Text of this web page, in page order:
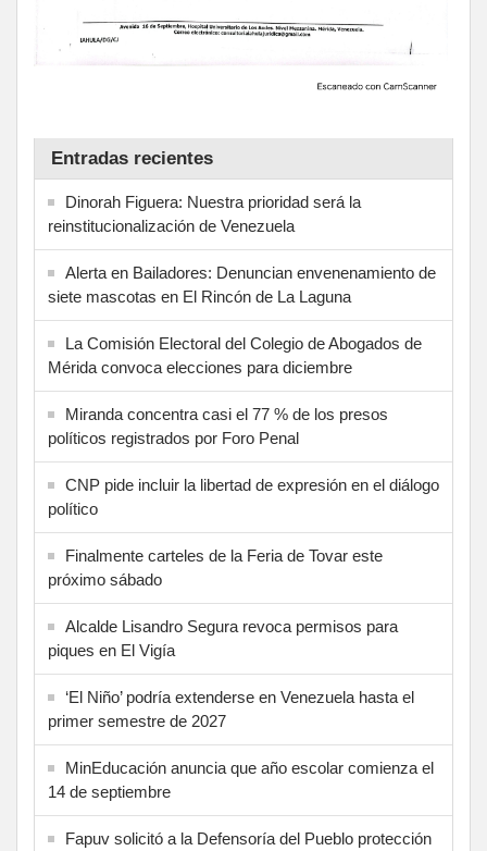
Entradas recientes
Dinorah Figuera: Nuestra prioridad será la
reinstitucionalización de Venezuela
Alerta en Bailadores: Denuncian envenenamiento de
siete mascotas en El Rincón de La Laguna
La Comisión Electoral del Colegio de Abogados de
Mérida convoca elecciones para diciembre
Miranda concentra casi el 77 % de los presos
políticos registrados por Foro Penal
CNP pide incluir la libertad de expresión en el diálogo
político
Finalmente carteles de la Feria de Tovar este
próximo sábado
Alcalde Lisandro Segura revoca permisos para
piques en El Vigía
‘El Niño’ podría extenderse en Venezuela hasta el
primer semestre de 2027
MinEducación anuncia que año escolar comienza el
14 de septiembre
Fapuv solicitó a la Defensoría del Pueblo protección